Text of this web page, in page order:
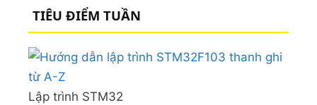
TIÊU ĐIỂM TUẦN
Lập trình STM32